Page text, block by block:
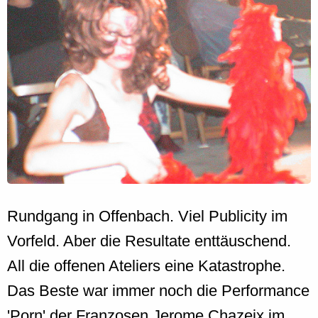
Rundgang in Offenbach. Viel Publicity im
Vorfeld. Aber die Resultate enttäuschend.
All die offenen Ateliers eine Katastrophe.
Das Beste war immer noch die Performance